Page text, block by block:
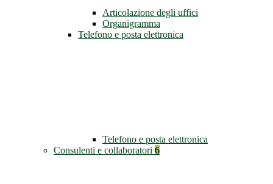
Articolazione degli uffici
Organigramma
Telefono e posta elettronica
Telefono e posta elettronica
Consulenti e collaboratori 6